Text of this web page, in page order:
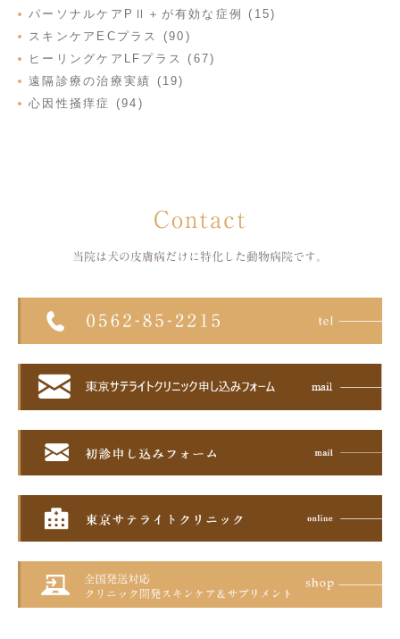
パーソナルケアPⅡ＋が有効な症例 (15)
スキンケアECプラス (90)
ヒーリングケアLFプラス (67)
遠隔診療の治療実績 (19)
心因性掻痒症 (94)
Contact
当院は犬の皮膚病だけに特化した 動物病院です。